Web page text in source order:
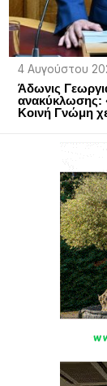
4 Αυγούστου
Άδωνις
ανακύκλωσης:
Κοινή Γνώμη